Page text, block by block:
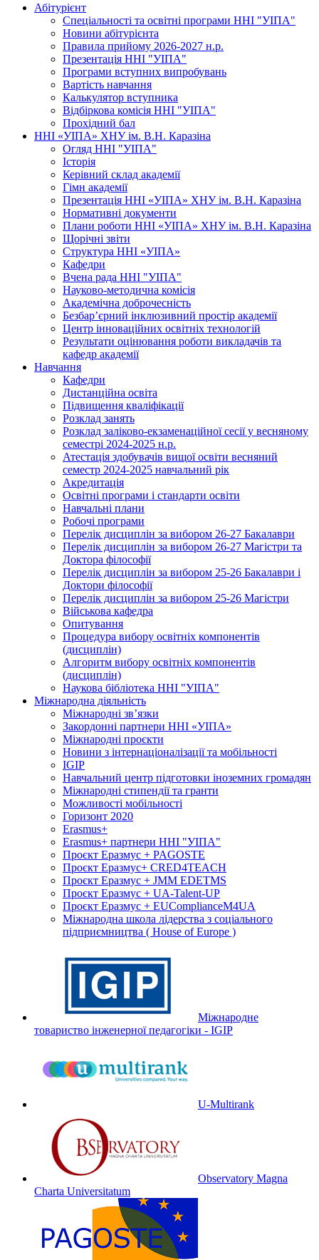
Абітурієнт
Спеціальності та освітні програми ННІ "УІПА"
Новини абітурієнта
Правила прийому 2026-2027 н.р.
Презентація ННІ "УІПА"
Програми вступних випробувань
Вартість навчання
Калькулятор вступника
Відбіркова комісія ННІ "УІПА"
Прохідний бал
ННІ «УІПА» ХНУ ім. В.Н. Каразіна
Огляд ННІ "УІПА"
Історія
Керівний склад академії
Гімн академії
Презентація ННІ «УІПА» ХНУ ім. В.Н. Каразіна
Нормативні документи
Плани роботи ННІ «УІПА» ХНУ ім. В.Н. Каразіна
Щорічні звіти
Структура ННІ «УІПА»
Кафедри
Вчена рада ННІ "УІПА"
Науково-методична комісія
Академічна доброчесність
Безбар’єрний інклюзивний простір академії
Центр інноваційних освітніх технологій
Результати оцінювання роботи викладачів та
кафедр академії
Навчання
Кафедри
Дистанційна освіта
Підвищення кваліфікації
Розклад занять
Розклад заліково-екзаменаційної сесії у весняному
семестрі 2024-2025 н.р.
Атестація здобувачів вищої освіти весняний
семестр 2024-2025 навчальний рік
Акредитація
Освітні програми і стандарти освіти
Навчальні плани
Робочі програми
Перелік дисциплін за вибором 26-27 Бакалаври
Перелік дисциплін за вибором 26-27 Магістри та
Доктора філософії
Перелік дисциплін за вибором 25-26 Бакалаври і
Доктори філософії
Перелік дисциплін за вибором 25-26 Магістри
Військова кафедра
Опитування
Процедура вибору освітніх компонентів
(дисциплін)
Алгоритм вибору освітніх компонентів
(дисциплін)
Наукова бібліотека ННІ "УІПА"
Міжнародна діяльність
Міжнародні зв’язки
Закордонні партнери ННІ «УІПА»
Міжнародні проєкти
Новини з інтернаціоналізації та мобільності
IGIP
Навчальний центр підготовки іноземних громадян
Міжнародні стипендії та гранти
Можливості мобільності
Горизонт 2020
Erasmus+
Erasmus+ партнери ННІ "УІПА"
Проєкт Еразмус + PAGOSTE
Проєкт Еразмус+ CRED4TEACH
Проєкт Еразмус + JMM EDETMS
Проєкт Еразмус + UA-Talent-UP
Проєкт Еразмус + EUComplianceM4UA
Міжнародна школа лідерства з соціального
підприємництва ( House of Europe )
Міжнародне
товариство інженерної педагогіки - IGIP
U-Multirank
Observatory Magna
Charta Universitatum